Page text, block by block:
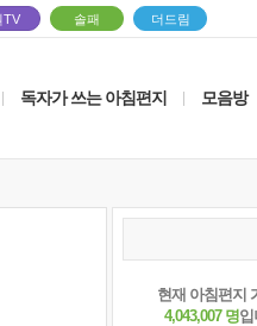
TV 솔패 더드림
독자가 쓰는 아침편지 모음방
현재 아침편지
4,043,007 명입